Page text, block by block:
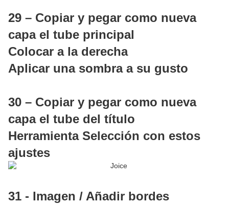
29 – Copiar y pegar como nueva
capa el tube principal
Colocar a la derecha
Aplicar una sombra a su gusto
30 – Copiar y pegar como nueva
capa el tube del título
Herramienta Selección con estos
ajustes
31 - Imagen / Añadir bordes